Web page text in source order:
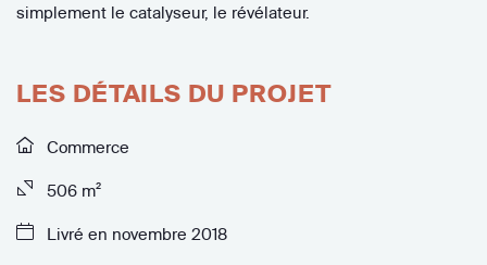
simplement le catalyseur, le révélateur.
LES DÉTAILS DU PROJET
Commerce
506 m²
Livré en novembre 2018